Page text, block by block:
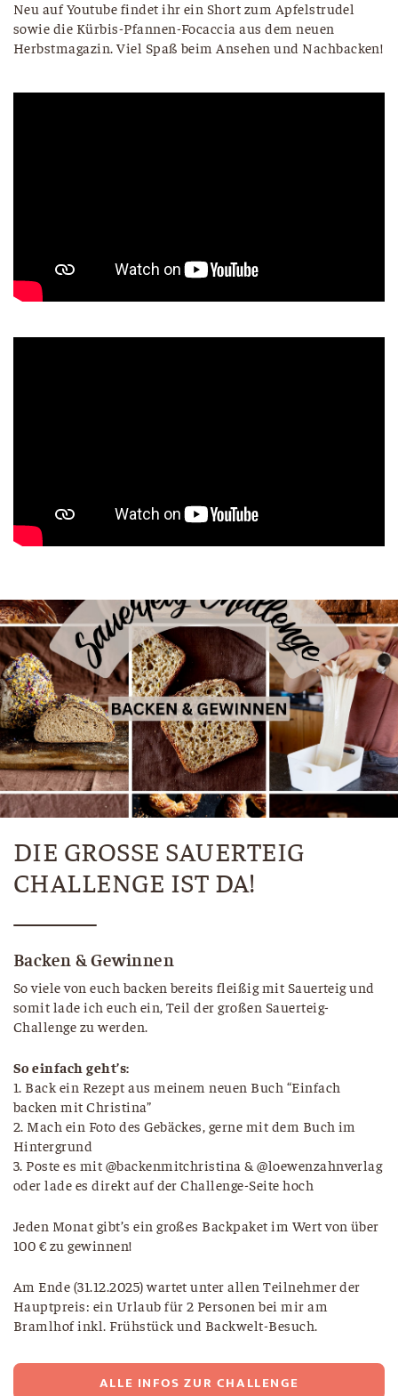
Neu auf Youtube findet ihr ein Short zum Apfelstrudel
sowie die Kürbis-Pfannen-Focaccia aus dem neuen
Herbstmagazin. Viel Spaß beim Ansehen und Nachbacken!
DIE GROSSE SAUERTEIG C
HALLENGE IST DA!
Backen & Gewinnen
So viele von euch backen bereits fleißig mit Sauerteig und
somit lade ich euch ein, Teil der großen Sauerteig-
Challenge zu werden.
So einfach geht’s:
1. Back ein Rezept aus meinem neuen Buch “Einfach
backen mit Christina”
2. Mach ein Foto des Gebäckes, gerne mit dem Buch im
Hintergrund
3. Poste es mit @backenmitchristina & @loewenzahnverlag
oder lade es direkt auf der Challenge-Seite hoch
Jeden Monat gibt’s ein großes Backpaket im Wert von über
100 € zu gewinnen!
Am Ende (31.12.2025) wartet unter allen Teilnehmer der
Hauptpreis: ein Urlaub für 2 Personen bei mir am
Bramlhof inkl. Frühstück und Backwelt-Besuch.
ALLE INFOS ZUR CHALLENGE